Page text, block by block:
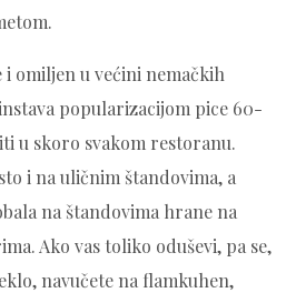
omiljen u većini nemačkih
popularizacijom pice 60-
u skoro svakom restoranu.
i na uličnim štandovima, a
na štandovima hrane na
Ako vas toliko oduševi, pa se,
navučete na flamkuhen,